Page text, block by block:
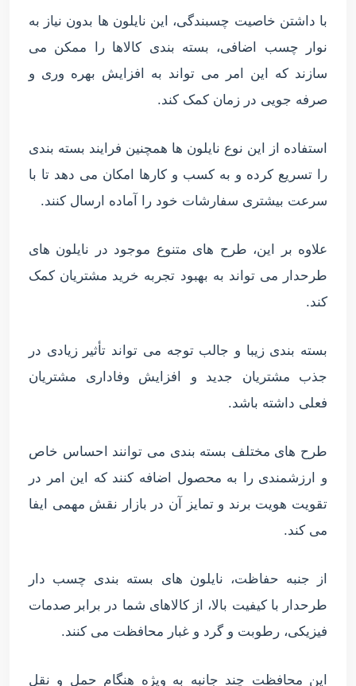
با داشتن خاصیت چسبندگی، این نایلون ها بدون نیاز به
نوار چسب اضافی، بسته بندی کالاها را ممکن می
سازند که این امر می تواند به افزایش بهره وری و
صرفه جویی در زمان کمک کند.
استفاده از این نوع نایلون ها همچنین فرایند بسته بندی
را تسریع کرده و به کسب و کارها امکان می دهد تا با
سرعت بیشتری سفارشات خود را آماده ارسال کنند.
علاوه بر این، طرح های متنوع موجود در نایلون های
طرحدار می تواند به بهبود تجربه خرید مشتریان کمک
کند.
بسته بندی زیبا و جالب توجه می تواند تأثیر زیادی در
جذب مشتریان جدید و افزایش وفاداری مشتریان
فعلی داشته باشد.
طرح های مختلف بسته بندی می توانند احساس خاص
و ارزشمندی را به محصول اضافه کنند که این امر در
تقویت هویت برند و تمایز آن در بازار نقش مهمی ایفا
می کند.
از جنبه حفاظت، نایلون های بسته بندی چسب دار
طرحدار با کیفیت بالا، از کالاهای شما در برابر صدمات
فیزیکی، رطوبت و گرد و غبار محافظت می کنند.
این محافظت چند جانبه به ویژه هنگام حمل و نقل